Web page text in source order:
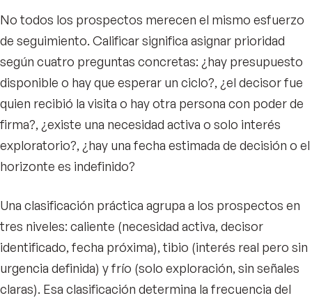
No todos los prospectos merecen el mismo esfuerzo
de seguimiento. Calificar significa asignar prioridad
según cuatro preguntas concretas: ¿hay presupuesto
disponible o hay que esperar un ciclo?, ¿el decisor fue
quien recibió la visita o hay otra persona con poder de
firma?, ¿existe una necesidad activa o solo interés
exploratorio?, ¿hay una fecha estimada de decisión o el
horizonte es indefinido?
Una clasificación práctica agrupa a los prospectos en
tres niveles: caliente (necesidad activa, decisor
identificado, fecha próxima), tibio (interés real pero sin
urgencia definida) y frío (solo exploración, sin señales
claras). Esa clasificación determina la frecuencia del